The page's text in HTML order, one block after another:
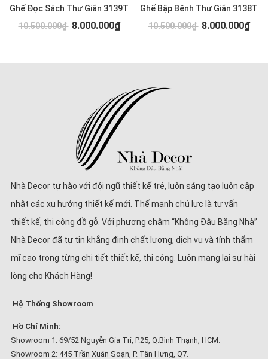
Ghế Đọc Sách Thư Giãn 3139T
10.500.000₫ 8.000.000₫
Ghế Bập Bênh Thư Giãn 3138T
10.500.000₫ 8.000.000₫
Nhà Decor tự hào với đội ngũ thiết kế trẻ, luôn sáng tạo luôn cập
nhật các xu hướng thiết kế mới. Thế mạnh chủ lực là tư vấn
thiết kế, thi công đồ gỗ. Với phương châm “Không Đâu Bằng Nhà”
Nhà Decor đã tự tin khẳng định chất lượng, dịch vụ và tính thẩm
mĩ cao trong từng chi tiết thiết kế, thi công. Luôn mang lại sự hài
lòng cho Khách Hàng!
Hệ Thống Showroom
Hồ Chí Minh:
Showroom 1: 69/52 Nguyễn Gia Trí, P.25, Q.Bình Thạnh, HCM.
Showroom 2: 445 Trần Xuân Soạn, P. Tân Hưng, Q7.